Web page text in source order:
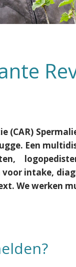
(CAR)
Een
intake,
We werken